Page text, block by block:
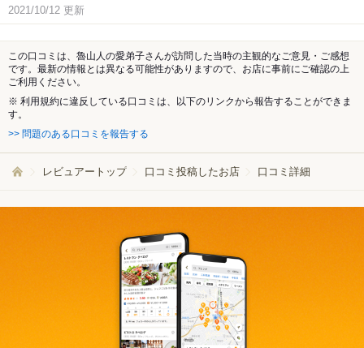
2021/10/12 更新
この口コミは、魯山人の愛弟子さんが訪問した当時の主観的なご意見・ご感想
です。最新の情報とは異なる可能性がありますので、お店に事前にご確認の上
ご利用ください。
※ 利用規約に違反している口コミは、以下のリンクから報告することができま
す。
>> 問題のある口コミを報告する
レビュアートップ 口コミ投稿したお店 口コミ詳細